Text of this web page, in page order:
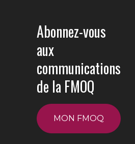
Abonnez-vous
aux
communications
de la FMOQ
MON FMOQ